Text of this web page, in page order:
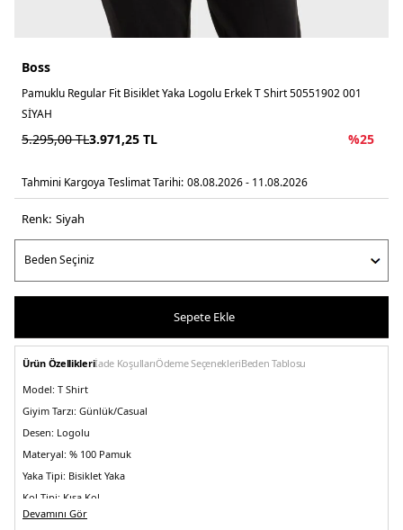
Boss
Pamuklu Regular Fit Bisiklet Yaka Logolu Erkek T Shirt 50551902 001
SİYAH
5.295,00TL3.971,25 TL %25
Tahmini Kargoya Teslimat Tarihi: 08.08.2026 - 11.08.2026
Renk: si̇yah
Sepete Ekle
Ürün Özellikleriİade KoşullarıÖdeme SeçenekleriBeden Tablosu
Model: T Shirt
Giyim Tarzı: Günlük/Casual
Desen: Logolu
Materyal: % 100 Pamuk
Yaka Tipi: Bisiklet Yaka
Kol Tipi: Kısa Kol
Kumaş Tipi:Belirtilmemiş
Devamını Gör